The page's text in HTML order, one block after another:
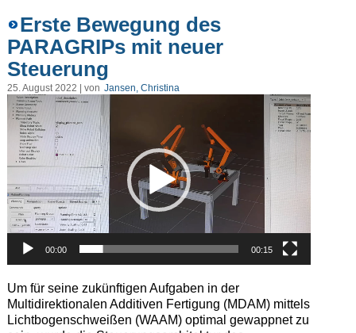
Erste Bewegung des
PARAGRIPs mit neuer
Steuerung
25. August 2022 | von Jansen, Christina
Video-
Player
00:00 00:15
Um für seine zukünftigen Aufgaben in der
Multidirektionalen Additiven Fertigung (MDAM) mittels
Lichtbogenschweißen (WAAM) optimal gewappnet zu